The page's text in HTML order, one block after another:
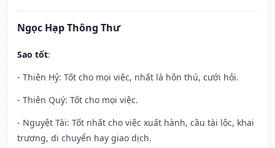
Ngọc Hạp Thông Thư
Sao tốt:
- Thiên Hỷ: Tốt cho mọi việc, nhất là hôn thú, cưới hỏi.
- Thiên Quý: Tốt cho mọi việc.
- Nguyệt Tài: Tốt nhất cho việc xuất hành, cầu tài lộc, khai
trương, di chuyển hay giao dịch.